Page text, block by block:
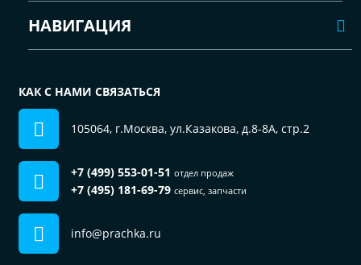
НАВИГАЦИЯ
КАК С НАМИ СВЯЗАТЬСЯ
105064, г.Москва, ул.Казакова, д.8-8А, стр.2
+7 (499) 553-01-51 отдел продаж
+7 (495) 181-69-79 сервис, запчасти
info@prachka.ru